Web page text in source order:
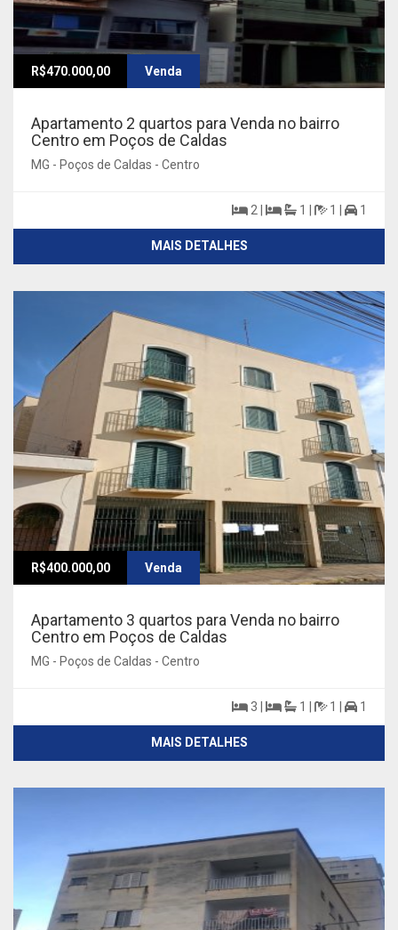
R$470.000,00 Venda
Apartamento 2 quartos para Venda no bairro
Centro em Poços de Caldas
MG - Poços de Caldas - Centro
2 | 1 | 1 | 1
MAIS DETALHES
R$400.000,00 Venda
Apartamento 3 quartos para Venda no bairro
Centro em Poços de Caldas
MG - Poços de Caldas - Centro
3 | 1 | 1 | 1
MAIS DETALHES